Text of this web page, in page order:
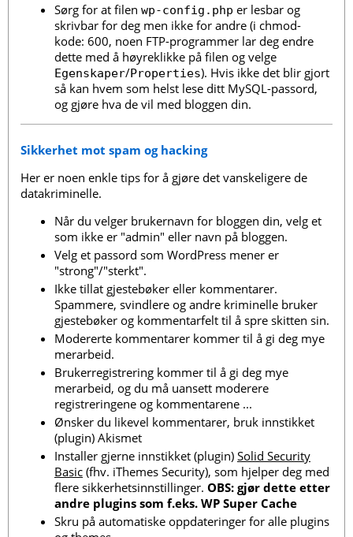
Sørg for at filen wp-config.php er lesbar og
skrivbar for deg men ikke for andre (i chmod-
kode: 600, noen FTP-programmer lar deg endre
dette med å høyreklikke på filen og velge
Egenskaper/Properties). Hvis ikke det blir gjort
så kan hvem som helst lese ditt MySQL-passord,
og gjøre hva de vil med bloggen din.
Sikkerhet mot spam og hacking
Her er noen enkle tips for å gjøre det vanskeligere de
datakriminelle.
Når du velger brukernavn for bloggen din, velg et
som ikke er "admin" eller navn på bloggen.
Velg et passord som WordPress mener er
"strong"/"sterkt".
Ikke tillat gjestebøker eller kommentarer.
Spammere, svindlere og andre kriminelle bruker
gjestebøker og kommentarfelt til å spre skitten sin.
Modererte kommentarer kommer til å gi deg mye
merarbeid.
Brukerregistrering kommer til å gi deg mye
merarbeid, og du må uansett moderere
registreringene og kommentarene ...
Ønsker du likevel kommentarer, bruk innstikket
(plugin) Akismet
Installer gjerne innstikket (plugin) Solid Security
Basic (fhv. iThemes Security), som hjelper deg med
flere sikkerhetsinnstillinger. OBS: gjør dette etter
andre plugins som f.eks. WP Super Cache
Skru på automatiske oppdateringer for alle plugins